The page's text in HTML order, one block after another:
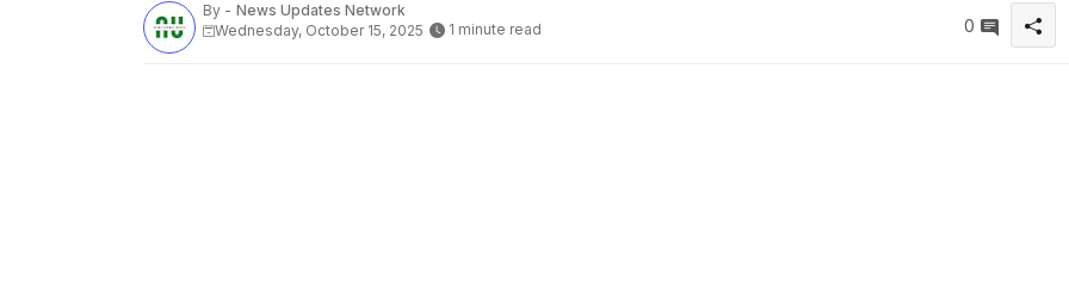
By - News Updates Network
Wednesday, October 15, 2025
1 minute read 0